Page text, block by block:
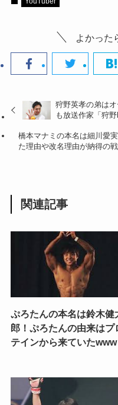
よかった
狩野英孝の弟は
も放送作家「狩
橋本マナミの本名は細川愛
た理由や改名理由が納得の
関連記事
ぷろたんの本名は鈴木健
郎！ぷろたんの由来はプ
テインから来ていたwww